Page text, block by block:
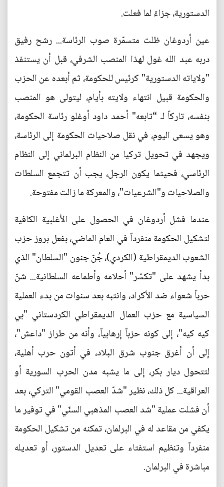
الدستورية، جزاءً لما فعلت.
عين أردوغان ظلت متسمّرة صوب الرئاسة... رشح رفيق
دربه عبد الله غول لهذا المنصب الشرفي، قبل أن يستنفذ
"ولاياته الدستورية" كرئيس للحكومة، ثم أبعده عن الحزب
والحكومة قبيل انتهاء ولايته بأيام، ليتولى هو المنصب
بنفسه، تاركاً لـ “تابعه" أحمد داود أوغلو رئاسة الحكومة،
وهو يسعى اليوم، في نقل صلاحيات الحكومة إلى الرئاسة،
ويجهد في تحويل تركيا من النظام البرلماني إلى النظام
الرئاسي، فحيثما يكون الرجل، يجب أن تتجمع السلطات
والصلاحيات و"الشرعيات"، والمعركة ما زالت مفتوحة.
عندما فشل أردوغان في الحصول على الأغلبية الكافية
لتشكيل الحكومة منفرداً في العام الماضي، بفعل بروز حزب
الشعوب الديمقراطية (الكردي)، جُنّ جنون "السلطان" الذي
بدأ يشهد على "تكسّر" أحلامه وأطماعه السلطانية... شنّ
حرباً شعواء ضد الأكراد، وانتبه بعد سنوات من بدء العملية
السياسية مع حزب العمال الديمقراطي الكردستاني "بي
كيه كيه"، إلى كونه حزباً إرهابياً، وأنه من طراز "داعش"،
إلى أن أغرق جنوب شرق البلاد، في أتون حرب أهلية،
لتتحول ديار بكر، إلى ما يشبه مدن الحرب السورية أو
العراقية... كل ذلك، نظير "شدّ العصب القومي" التركي، بعد
أن فشلت عملية "شد العصب المذهبي السنّي" في توفير ما
يكفي من مقاعد له في البرلمان، تمكنه من تشكيل الحكومة
منفرداً وتنظيم استفتاء على تعديل الدستور، أو تعديله
مباشرة في البرلمان.